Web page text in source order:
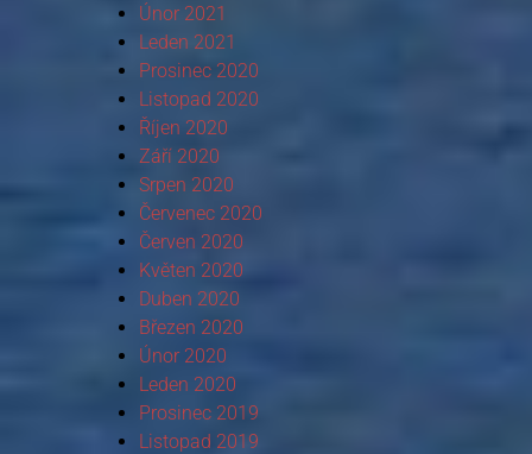
Únor 2021
Leden 2021
Prosinec 2020
Listopad 2020
Říjen 2020
Září 2020
Srpen 2020
Červenec 2020
Červen 2020
Květen 2020
Duben 2020
Březen 2020
Únor 2020
Leden 2020
Prosinec 2019
Listopad 2019